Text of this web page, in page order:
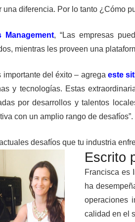
una diferencia. Por lo tanto ¿Cómo
Management, “Las empresas
mientras les proveen una
importante del éxito – agrega este
y tecnologías. Estas
por desarrollos y talentos
con un amplio rango de desafíos”.
desafíos que tu industria
Escrito
Francisca es
ha
operaciones
calidad en el